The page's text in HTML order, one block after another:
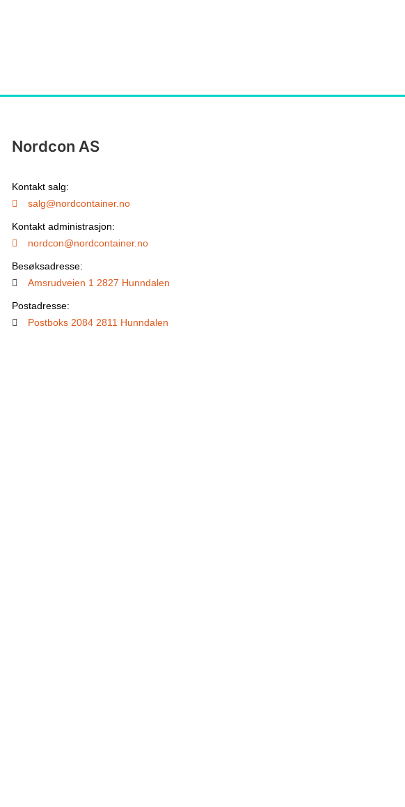
Nordcon AS
Kontakt salg:
salg@nordcontainer.no
Kontakt administrasjon:
nordcon@nordcontainer.no
Besøksadresse:
Amsrudveien 1 2827 Hunndalen
Postadresse:
Postboks 2084 2811 Hunndalen